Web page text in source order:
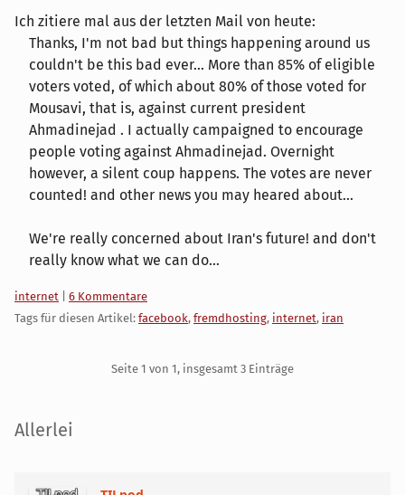
Ich zitiere mal aus der letzten Mail von heute:
Thanks, I'm not bad but things happening around us
couldn't be this bad ever... More than 85% of eligible
voters voted, of which about 80% of those voted for
Mousavi, that is, against current president
Ahmadinejad . I actually campaigned to encourage
people voting against Ahmadinejad. Overnight
however, a silent coup happens. The votes are never
counted! and other news you may heared about...
We're really concerned about Iran's future! and don't
really know what we can do...
Kategorien:
internet
6 Kommentare
Tags für diesen Artikel: facebook, fremdhosting, internet, iran
Seite 1 von 1, insgesamt 3 Einträge
Seitenleiste
Allerlei